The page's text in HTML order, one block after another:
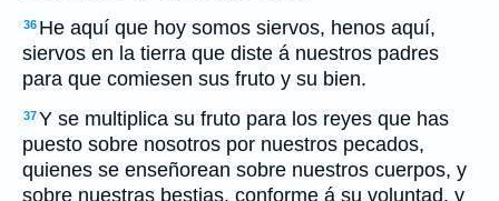
36 He aquí que hoy somos siervos, henos aquí,
siervos en la tierra que diste á nuestros padres
para que comiesen sus fruto y su bien.
37Y se multiplica su fruto para los reyes que has
puesto sobre nosotros por nuestros pecados,
quienes se enseñorean sobre nuestros cuerpos, y
sobre nuestras bestias, conforme á su voluntad, y